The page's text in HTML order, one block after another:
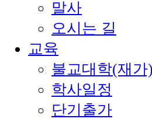
말사
오시는 길
교육
불교대학(재가)
학사일정
단기출가